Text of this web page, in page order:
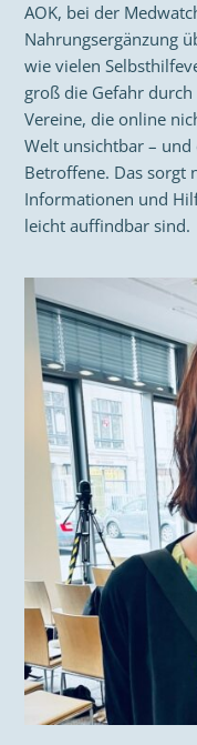
AOK, bei der
Nahrungsergänzung
wie vielen
groß die Gefahr
Vereine, die online
Welt unsichtbar –
Betroffene. Das sorgt
Informationen und
leicht auffindbar sind.